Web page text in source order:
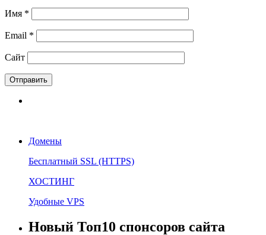
Имя *
Email *
Сайт
Домены
Бесплатный SSL (HTTPS)
ХОСТИНГ
Удобные VPS
Новый Топ10 спонсоров сайта